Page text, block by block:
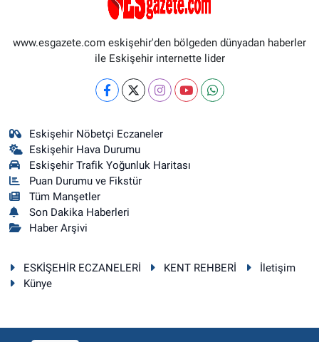
www.esgazete.com eskişehir'den bölgeden dünyadan haberler
ile Eskişehir internette lider
Eskişehir Nöbetçi Eczaneler
Eskişehir Hava Durumu
Eskişehir Trafik Yoğunluk Haritası
Puan Durumu ve Fikstür
Tüm Manşetler
Son Dakika Haberleri
Haber Arşivi
ESKİŞEHİR ECZANELERİ KENT REHBERİ
İletişim
Künye